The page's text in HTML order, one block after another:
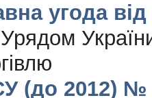
(до 2012) №